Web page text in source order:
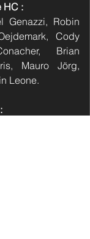
HC :
Genazzi, Robin
Cody
Brian
Mauro Jörg,
Leone.